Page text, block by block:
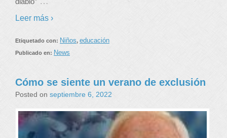
Leer más ›
Etiquetado con: Niños, educación
Publicado en: News
Cómo se siente un verano de exclusión
Posted on septiembre 6, 2022